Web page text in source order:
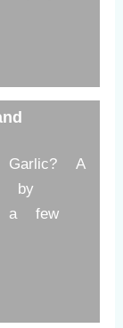
A
by
a few